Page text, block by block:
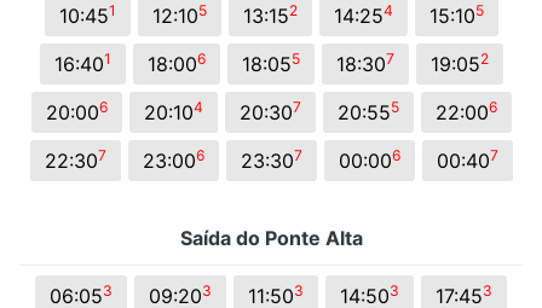
10:451 12:105 13:152 14:254 15:105
16:401 18:006 18:055 18:307 19:052
20:006 20:104 20:307 20:555 22:006
22:307 23:006 23:307 00:006 00:407
Saída do Ponte Alta
06:053 09:203 11:503 14:503 17:453